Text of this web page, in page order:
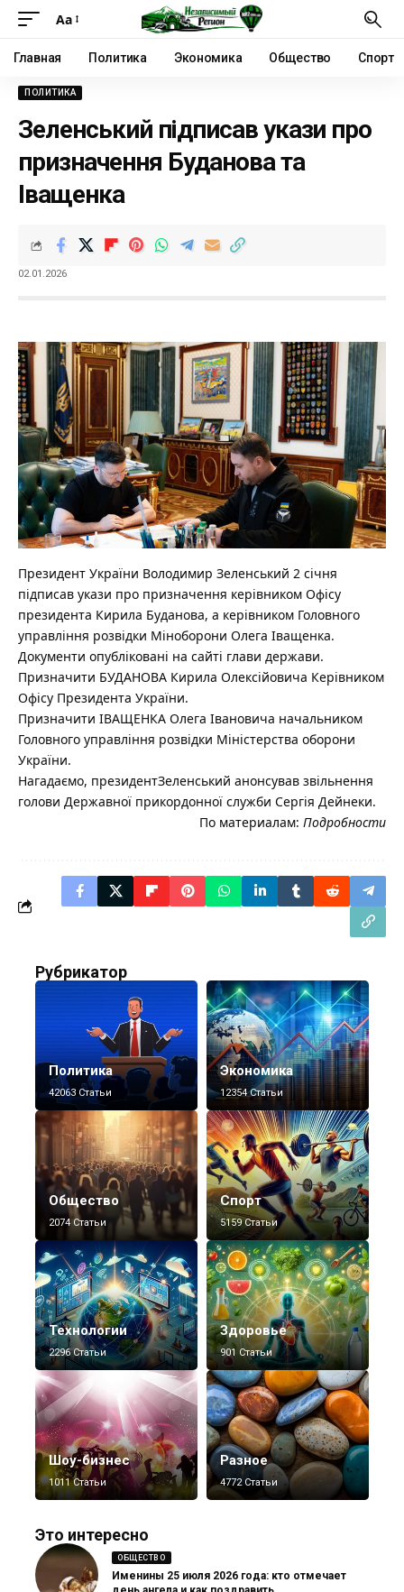
Аа
Главная Политика Экономика Общество Спорт
ПОЛИТИКА
Зеленський підписав укази про
призначення Буданова та
Іващенка
02.01.2026
Президент України Володимир Зеленський 2 січня
підписав укази про призначення керівником Офісу
президента Кирила Буданова, а керівником Головного
управління розвідки Міноборони Олега Іващенка.
Документи опубліковані на сайті глави держави.
Призначити БУДАНОВА Кирила Олексійовича Керівником
Офісу Президента України.
Призначити ІВАЩЕНКА Олега Івановича начальником
Головного управління розвідки Міністерства оборони
України.
Нагадаємо, президентЗеленський анонсував звільнення
голови Державної прикордонної служби Сергія Дейнеки.
По материалам: Подробности
Рубрикатор
Политика
42063 Статьи
Экономика
12354 Статьи
Общество
2074 Статьи
Спорт
5159 Статьи
Технологии
2296 Статьи
Здоровье
901 Статьи
Шоу-бизнес
1011 Статьи
Разное
4772 Статьи
Это интересно
ОБЩЕСТВО
Именины 25 июля 2026 года: кто отмечает